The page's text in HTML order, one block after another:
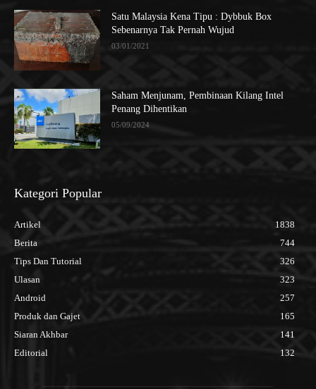
Satu Malaysia Kena Tipu : Dybbuk Box
Sebenarnya Tak Pernah Wujud
03/01/2021
Saham Menjunam, Pembinaan Kilang Intel
Penang Dihentikan
05/09/2024
Kategori Popular
Artikel
1838
Berita
744
Tips Dan Tutorial
326
Ulasan
323
Android
257
Produk dan Gajet
165
Siaran Akhbar
141
Editorial
132